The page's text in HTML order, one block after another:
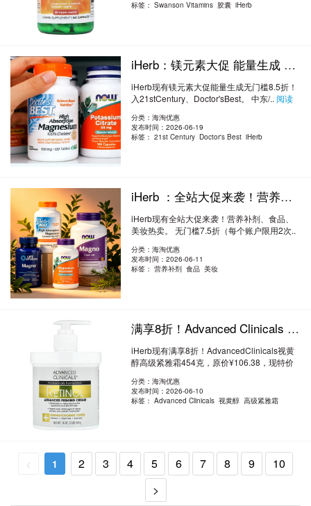
标签：Swanson Vitamins 胶囊 iHerb
iHerb：镁元素大促 能量生成 无门槛8.5折！入 21st Century、Doctor's Best
iHerb现有镁元素大促能量生成无门槛8.5折！
入21stCentury、Doctor'sBest。 中东/..阅读
分类：海淘优惠
发布时间：2026-06-19
标签：21st Century Doctor's Best iHerb
iHerb ：全站大促来袭！营养补剂、食品、美妆热卖 无门槛7.5折
iHerb现有全站大促来袭！营养补剂、食品、
美妆热卖。 无门槛7.5折（每个账户限用2次..
分类：海淘优惠
发布时间：2026-06-11
标签：营养补剂 食品 美妆
满享8折！Advanced Clinicals 视黄醇 高级紧雅霜 454克 8折 ¥85.1
iHerb现有满享8折！AdvancedClinicals视黄
醇高级紧雅霜454克，原价¥106.38，现特价
分类：海淘优惠
发布时间：2026-06-10
标签：Advanced Clinicals 视黄醇 高级紧雅霜
< 1 2 3 4 5 6 7 8 9
10
>